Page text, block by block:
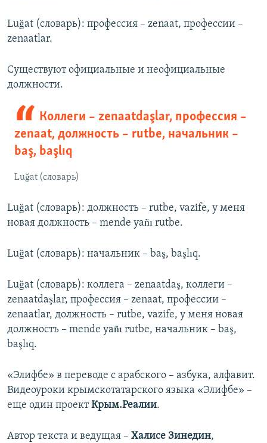
Luğat (словарь): профессия – zenaat, профессии –
zenaatlar.
Существуют официальные и неофициальные
должности.
Коллеги – zenaatdaşlar, профессия –
zenaat, должность – rutbe, начальник –
baş, başlıq
Luğat (словарь)
Luğat (словарь): должность – rutbe, vazife, у меня
новая должность – mende yañı rutbe.
Luğat (словарь): начальник – baş, başlıq.
Luğat (словарь): коллега – zenaatdaş, коллеги –
zenaatdaşlar, профессия – zenaat, профессии –
zenaatlar, должность – rutbe, vazife, у меня новая
должность – mende yañı rutbe, начальник – baş,
başlıq.
«Элифбе» в переводе с арабского – азбука, алфавит.
Видеоуроки крымскотатарского языка «Элифбе» –
еще один проектКрым.Реалии.
Автор текста и ведущая – Халисе Зинедин,